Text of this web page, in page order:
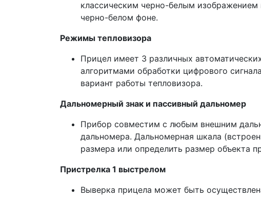
классическим черно-белым
черно-белом фоне.
Режимы тепловизора
Прицел имеет 3 различных
алгоритмами обработки цифрового
вариант работы тепловизора.
Дальномерный знак и пассивный дальномер
Прибор совместим с любым внешним
дальномера. Дальномерная шкала
размера или определить размер объекта
Пристрелка 1 выстрелом
Выверка прицела может быть